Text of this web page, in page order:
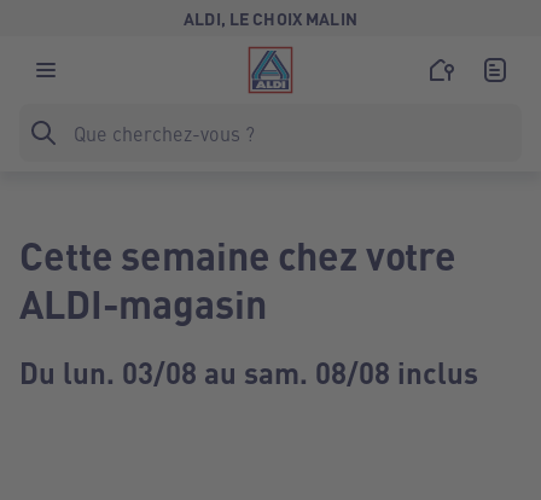
ALDI, LE CHOIX MALIN
Cette semaine chez votre
ALDI-magasin
Du lun. 03/08 au sam. 08/08 inclus